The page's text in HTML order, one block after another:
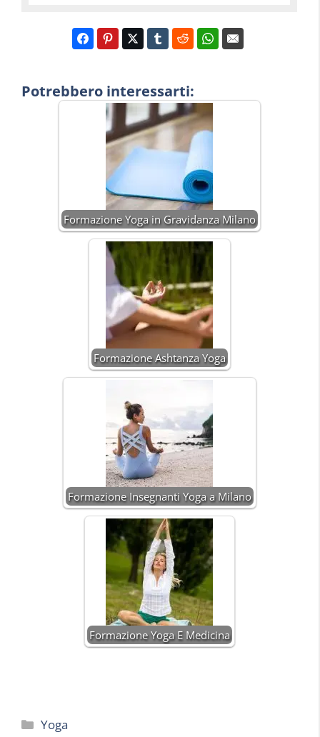
Potrebbero interessarti:
Formazione Yoga in Gravidanza Milano
Formazione Ashtanza Yoga
Formazione Insegnanti Yoga a Milano
Formazione Yoga E Medicina
Categorie
Yoga